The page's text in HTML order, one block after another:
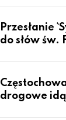
Przesłanie
do słów św.
drogowe